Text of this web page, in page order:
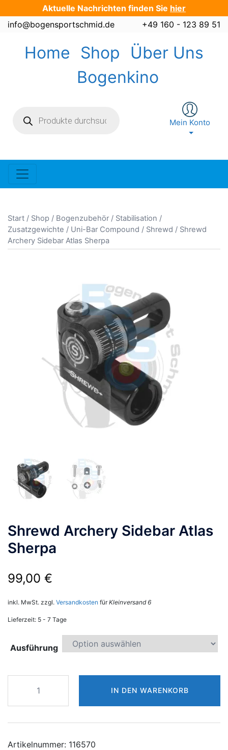
Inhalt
springen
Aktuelle Nachrichten finden Sie hier
info@bogensportschmid.de
+49 160 - 123 89 51
Home Shop
Über Uns
Bogenkino
search
Mein Konto
Start / Shop / Bogenzubehör / Stabilisation /
Zusatzgewichte / Uni-Bar Compound / Shrewd / Shrewd
Archery Sidebar Atlas Sherpa
Shrewd Archery Sidebar Atlas
Sherpa
99,00 €
inkl. MwSt. zzgl. Versandkosten fürKleinversand 6
Lieferzeit: 5 - 7 Tage
Ausführung
Sidebar
Menge
IN DEN WARENKORB
Artikelnummer: 116570